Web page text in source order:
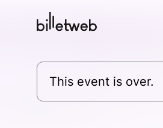
This event is over.